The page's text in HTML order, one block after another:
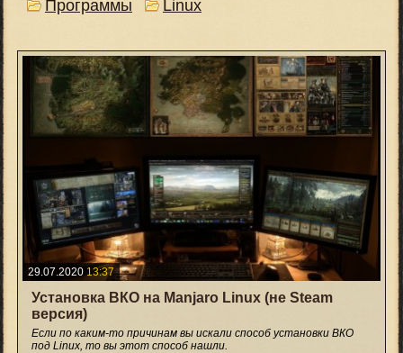
Программы
Linux
29.07.2020 13:37
Установка ВКО на Manjaro Linux (не Steam
версия)
Если по каким-то причинам вы искали способ установки ВКО
под Linux, то вы этот способ нашли.